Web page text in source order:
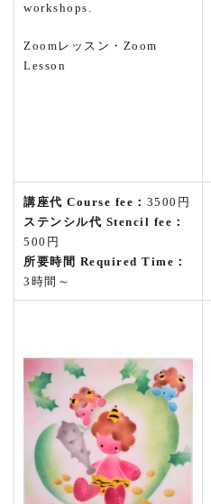
workshops.
Zoomレッスン・Zoom
Lesson
講座代 Course fee： 3500円
ステンシル代 Stencil fee：
500円
所要時間 Required Time：
3時間～